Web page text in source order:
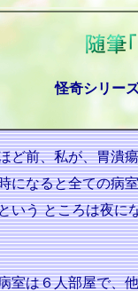
怪奇シリー
ど前、私が、胃潰
になると全ての病
いうところは夜に
室は６人部屋で、